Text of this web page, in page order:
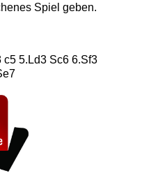
Spiel geben.
c5 5.Ld3 Sc6 6.Sf3